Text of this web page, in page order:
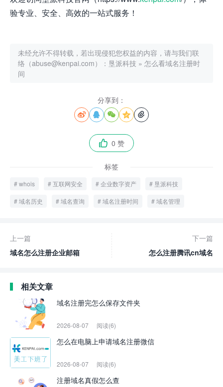
验专业、安全、高效的一站式服务！
未经允许不得转载，若出现侵犯您权益的内容，请与我们联
络（abuse@kenpai.com）： 垦派科技 » 怎么看域名注册时
间
分享到：
    
 0 赞
标签
whois 互联网安全 企业数字资产 垦派科技
域名历史 域名查询 域名注册时间 域名管理
上一篇
域名怎么注册企业邮箱
下一篇
怎么注册腾讯cn域名
相关文章
域名注册完怎么保存文件夹
2026-08-07 阅读(6)
怎么在电脑上申请域名注册微信
2026-08-07 阅读(6)
注册域名真假怎么查